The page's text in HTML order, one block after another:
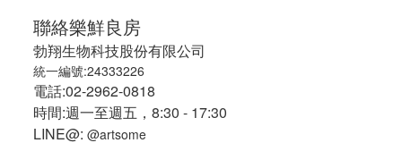
聯絡樂鮮良房
勃翔生物科技股份有限公司
統一編號:24333226
電話:02-2962-0818
時間:週一至週五，8:30 - 17:30
LINE@: @artsome